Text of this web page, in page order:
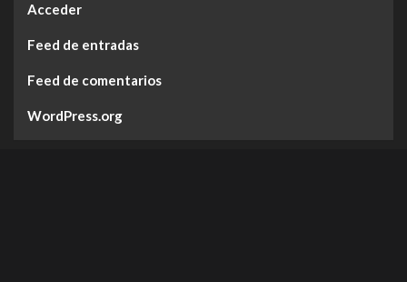
Acceder
Feed de entradas
Feed de comentarios
WordPress.org